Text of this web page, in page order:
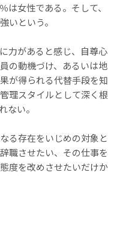
は女性である。そして、
いという。
力があると感じ、自尊心
の動機づけ、あるいは地
が得られる代替手段を知
理スタイルとして深く根
ない。
る存在をいじめの対象と
職させたい、その仕事を
度を改めさせたいだけか